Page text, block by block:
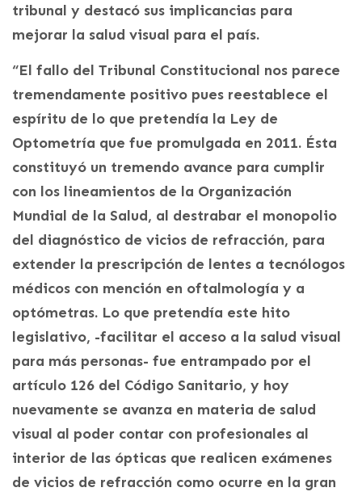
tribunal y destacó sus implicancias para
mejorar la salud visual para el país.
“El fallo del Tribunal Constitucional nos parece
tremendamente positivo pues reestablece el
espíritu de lo que pretendía la Ley de
Optometría que fue promulgada en 2011. Ésta
constituyó un tremendo avance para cumplir
con los lineamientos de la Organización
Mundial de la Salud, al destrabar el monopolio
del diagnóstico de vicios de refracción, para
extender la prescripción de lentes a tecnólogos
médicos con mención en oftalmología y a
optómetras. Lo que pretendía este hito
legislativo, -facilitar el acceso a la salud visual
para más personas- fue entrampado por el
artículo 126 del Código Sanitario, y hoy
nuevamente se avanza en materia de salud
visual al poder contar con profesionales al
interior de las ópticas que realicen exámenes
de vicios de refracción como ocurre en la gran